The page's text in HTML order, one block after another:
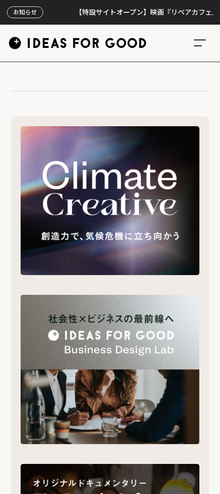
お知らせ 【特設サイトオープン】映画『リペアカフェ』、上